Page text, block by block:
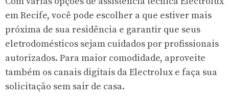
em Recife, você pode escolher a que estiver mais
próxima de sua residência e garantir que seus
eletrodomésticos sejam cuidados por profissionais
autorizados. Para maior comodidade, aproveite
também os canais digitais da Electrolux e faça sua
solicitação sem sair de casa.